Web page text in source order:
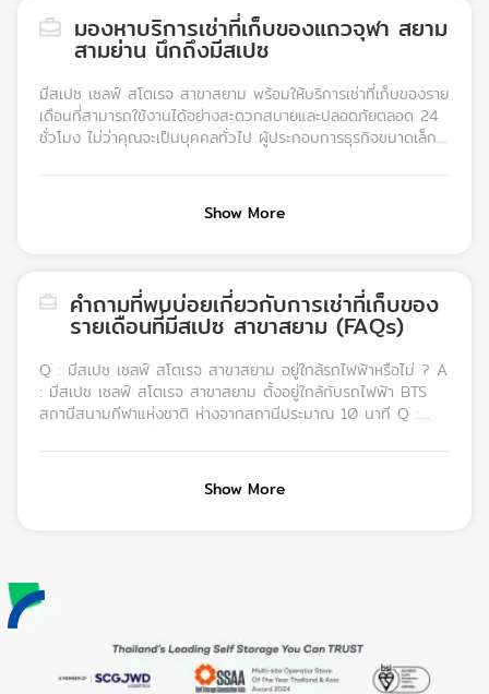
เอกสารของคุณจะได้รับการจัดเก็บอย่างปลอดภัยและเป็นระเบียบ
สูงสุดมองหาบริการเช่าที่เก็บของแถวจุฬา สยาม
สามย่าน นึกถึงมีสเปซ
มีสเปซ เซลฟ์ สโตเรจ สาขาสยาม พร้อมให้บริการเช่าที่เก็บของราย
เดือนที่สามารถใช้งานได้อย่างสะดวกสบายและปลอดภัยตลอด 24
ชั่วโมง ไม่ว่าคุณจะเป็นบุคคลทั่วไป ผู้ประกอบการธุรกิจขนาดเล็ก
สามารถค้นหาห้องเก็บของที่ตอบโจทย์ได้อย่างสมบูรณ์แบบ มีให้
เลือกหลายขนาด ตั้งแต่ 0.12-50 ตร.ม. เลือกขนาดห้องเก็บของที่
เหมาะสมที่สุดและขอใบเสนอราคาได้แล้ววันนี้ที่เว็บไซต์ของเรา
Show More
คำถามที่พบบ่อยเกี่ยวกับการเช่าที่เก็บของ
รายเดือนที่มีสเปซ สาขาสยาม (FAQs)
Q : มีสเปซ เซลฟ์ สโตเรจ สาขาสยาม อยู่ใกล้รถไฟฟ้าหรือไม่ ? A
: มีสเปซ เซลฟ์ สโตเรจ สาขาสยาม ตั้งอยู่ใกล้กับรถไฟฟ้า BTS
สถานีสนามกีฬาแห่งชาติ ห่างจากสถานีประมาณ 10 นาที Q :
A : ค่าบริการเช่าห้องเก็บของขึ้นอยู่กับประเภท ขนาด และระยะเวลา
ในการเช่า โดยสัญญาเช่าเริ่มต้นที่ 1 เดือนเท่านั้น Q : ห้องเก็บของ
ที่สาขาสยามมีระบบรักษาความปลอดภัยอย่างไรบ้าง ? A : ห้อง
ปลอดภัยของทรัพย์สิน Q : สามารถเก็บสินค้าหลากหลายประเภท
ไว้ในห้องเก็บของห้องเดียวกันได้หรือไม่ ? A : สามารถเก็บได้ โดย
เฟอร์นิเจอร์ อุปกรณ์กีฬา เอกสารสำคัญ รวมทั้งสิ่งของอื่น ๆ ทุก
ชนิด โดยมีเงื่อนไขว่าต้องไม่ใช่สิ่งมีชีวิตทุกชนิด วัตถุอันตราย
Show More